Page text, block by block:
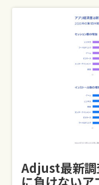
Adjust最新調